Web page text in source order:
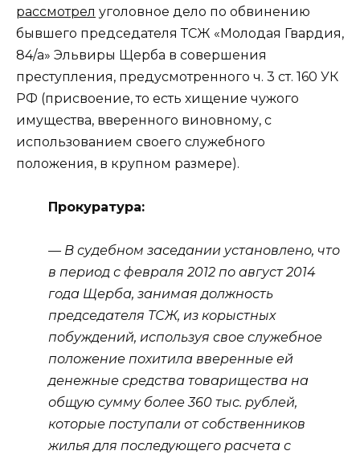
рассмотрел уголовное дело по обвинению
бывшего председателя ТСЖ «Молодая Гвардия,
84/а» Эльвиры Щерба в совершения
преступления, предусмотренного ч. 3 ст. 160 УК
РФ (присвоение, то есть хищение чужого
имущества, вверенного виновному, с
использованием своего служебного
положения, в крупном размере).
Прокуратура:
— В судебном заседании установлено, что
в период с февраля 2012 по август 2014
года Щерба, занимая должность
председателя ТСЖ, из корыстных
побуждений, используя свое служебное
положение похитила вверенные ей
денежные средства товарищества на
общую сумму более 360 тыс. рублей,
которые поступали от собственников
жилья для последующего расчета с